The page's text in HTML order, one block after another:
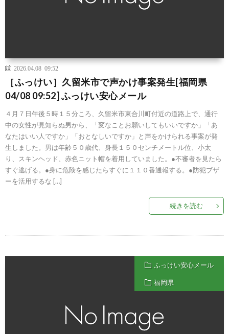
2026.04.08 09:52
［ふっけい］久留米市で声かけ事案発生[福岡県
04/08 09:52] ふっけい安心メール
４月７日午後５時１５分ころ、久留米市東合川町付近の道路上で、通行
中の女性が見知らぬ男から、「変なことお願いしてもいいですか」「あ
なたはいい人ですか」「おとなしいですか」と声をかけられる事案が発
生しました。男は年齢５０歳代、身長１５０センチメートル位、小太
り、スキンヘッド、赤色ニット帽を着用していました。●不審者を見たら
すぐ逃げる。●身に危険を感じたらすぐに１１０番通報する。●防犯ブザ
ーを活用するな […]
続きを読む
ふっけい安心メール
福岡県